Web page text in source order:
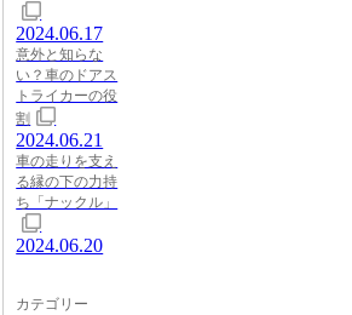
2024.06.17
意外と知らな
い？車のドアス
トライカーの役
割
2024.06.21
車の走りを支え
る縁の下の力持
ち「ナックル」
2024.06.20
カテゴリー